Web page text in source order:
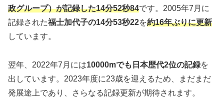
政グループ）が記録した14分52秒84です。2005年7月に
記録された福士加代子の14分53秒22を約16年ぶりに更新
しています。
翌年、2022年7月には10000mでも日本歴代2位の記録を
出しています。2023年度に23歳を迎えるため、まだまだ
発展途上であり、さらなる記録更新が期待されます。